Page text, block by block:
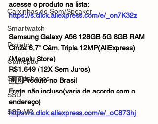
Caixinhas de Som/Speaker
Smartwatch
Projetor
Gamepad
Smartphones
SSD
SSD M2
acesse o produto na lista:
https://s.click.aliexpress.com/e/_on7K32z
Samsung Galaxy A56 128GB 5G 8GB RAM
Cinza 6,7" Câm. Tripla 12MP(AliExpress)
(Magalu Store)
R$1.649 (12X Sem Juros)
🇧🇷Produto no Brasil
Frete não incluso(varia de acordo com o
endereço)
https://s.click.aliexpress.com/e/_oC873hj